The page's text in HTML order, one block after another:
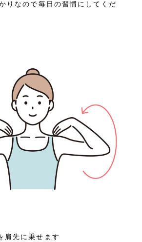
りなので毎日の習慣にしてくだ
肩先に乗せます